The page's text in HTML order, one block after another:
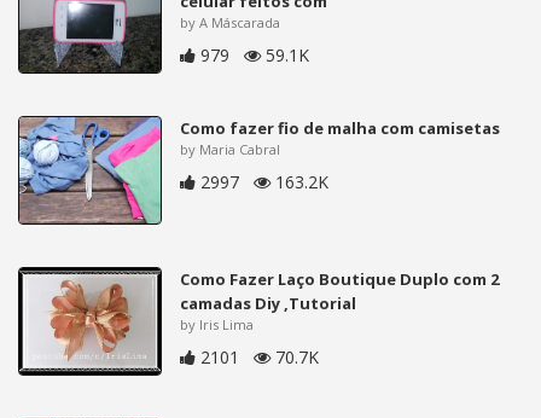
by A Máscarada
979 59.1K
Como fazer fio de malha com camisetas
by Maria Cabral
2997 163.2K
Como Fazer Laço Boutique Duplo com 2
camadas Diy ,Tutorial
by Iris Lima
2101 70.7K